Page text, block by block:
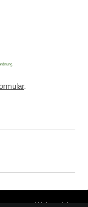
.
Webansicht